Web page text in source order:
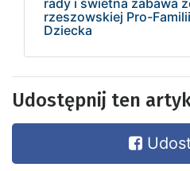
rady i świetna zabawa
rzeszowskiej Pro-
Dziecka
Udostępnij ten